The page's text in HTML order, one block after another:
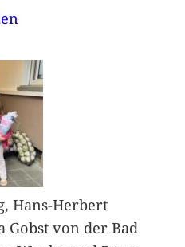
Hans-Herbert
Gobst von der Bad